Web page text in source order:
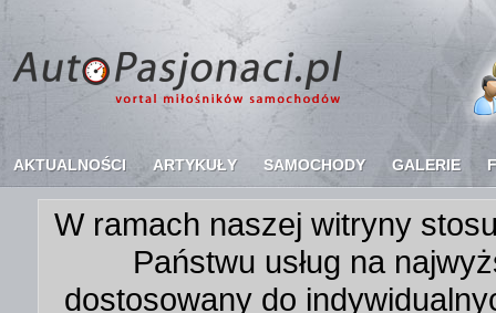
AKTUALNOŚCI ARTYKUŁY SAMOCHODY GALERIE
W ramach naszej witryny
Państwu usług na
dostosowany do